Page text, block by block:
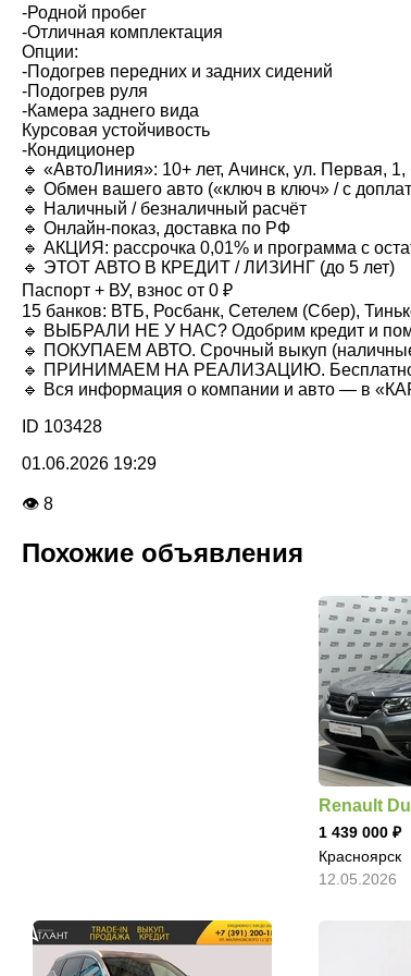
-Родной пробег
-Отличная комплектация
Опции:
-Подогрев передних и задних сидений
-Подогрев руля
-Камера заднего вида
Курсовая устойчивость
-Кондиционер
🔹 «АвтоЛиния»: 10+ лет, Ачинск, ул. Первая,
🔹 Обмен вашего авто («ключ в ключ» / с
🔹 Наличный / безналичный расчёт
🔹 Онлайн-показ, доставка по РФ
🔹 АКЦИЯ: рассрочка 0,01% и программа с
🔹 ЭТОТ АВТО В КРЕДИТ / ЛИЗИНГ (до 5 лет)
Паспорт + ВУ, взнос от 0 ₽
15 банков: ВТБ, Росбанк, Сетелем (Сбер),
🔹 ВЫБРАЛИ НЕ У НАС? Одобрим кредит и
🔹 ПОКУПАЕМ АВТО. Срочный выкуп
🔹 ПРИНИМАЕМ НА РЕАЛИЗАЦИЮ. Бесплатно:
🔹 Вся информация о компании и авто — в
ID 103428
01.06.2026 19:29
👁 8
Похожие объявления
Renault
1 439 000
Красноярск
12.05.2026